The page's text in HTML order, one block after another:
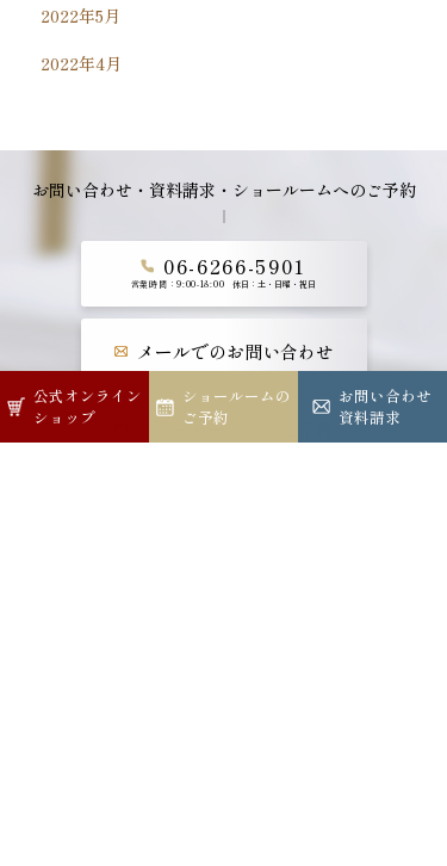
公式オンライン
ショップ
ショールームの
ご予約
お問い合わせ
資料請求
公式オンライン
ショップ
ショールームの
ご予約
お問い合わせ
資料請求
2022年5月
2022年4月
お問い合わせ・資料請求・ショールームへのご予約
06-6266-5901
営業時間：9:00-18:00 休日：土・日曜・祝日
メールでのお問い合わせ
ショールームへのご予約